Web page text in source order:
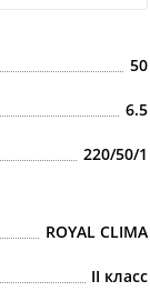
50
6.5
220/50/1
ROYAL CLIMA
II класс